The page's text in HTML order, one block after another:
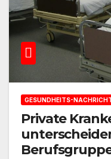
GESUNDHEITS-
Private